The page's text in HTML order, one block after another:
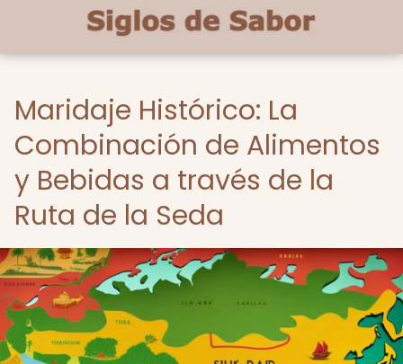
Maridaje Histórico: La
Combinación de Alimentos
y Bebidas a través de la
Ruta de la Seda